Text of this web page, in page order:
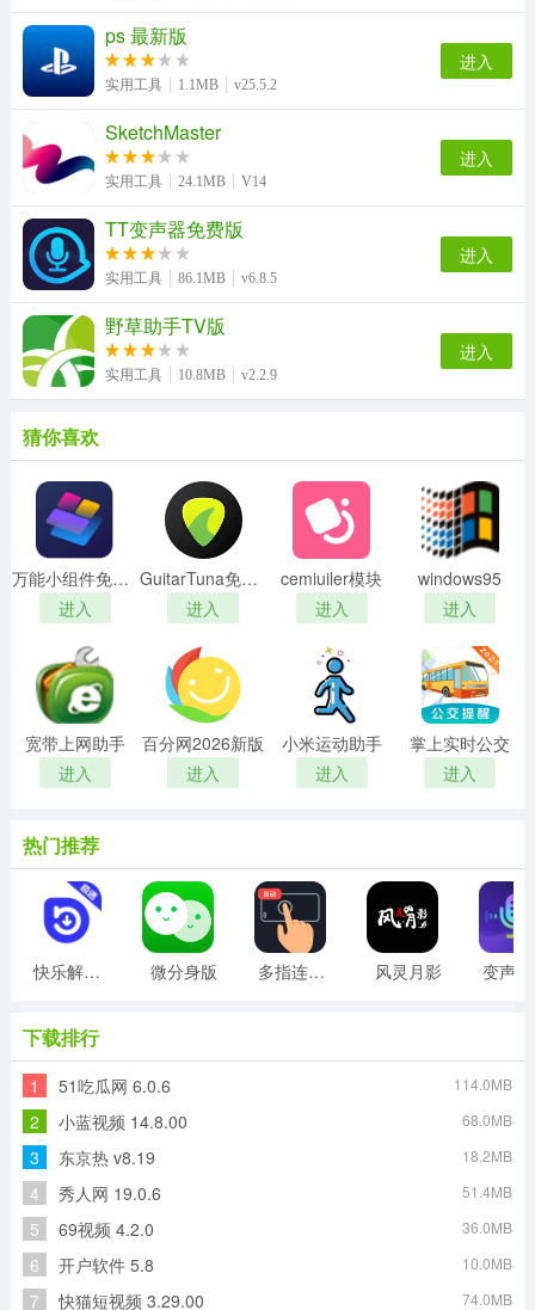
ps 最新版
实用工具 1.1MB v25.5.2
进入
SketchMaster
实用工具 24.1MB V14
进入
TT变声器免费版
实用工具 86.1MB v6.8.5
进入
野草助手TV版
实用工具 10.8MB v2.2.9
进入
猜你喜欢
万能小组件免费版
进入
GuitarTuna免费版
进入
cemiuiler模块
进入
windows95
进入
宽带上网助手
进入
百分网2026新版
进入
小米运动助手
进入
掌上实时公交
进入
热门推荐
快乐解锁版 微分身版 多指连点器 风灵月影
下载排行
1 51吃瓜网 6.0.6 114.0MB
2 小蓝视频 14.8.00 68.0MB
3 东京热 v8.19 18.2MB
4 秀人网 19.0.6 51.4MB
5 69视频 4.2.0 36.0MB
6 开户软件 5.8 10.0MB
7 快猫短视频 3.29.00 74.0MB